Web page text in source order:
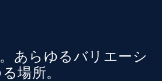
あらゆるバリエーシ
場所。